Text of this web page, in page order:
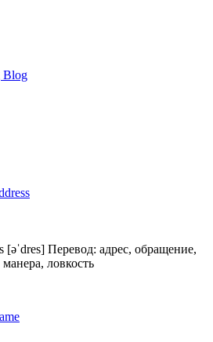
Blog
[əˈdres] Перевод: адрес, обращение,
ловкость